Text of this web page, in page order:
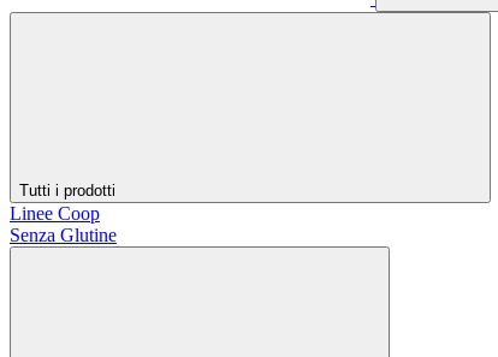
Tutti i prodotti
Linee Coop
Senza Glutine